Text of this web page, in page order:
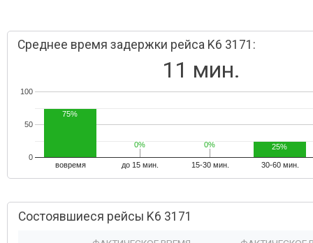
Среднее время задержки рейса K6 3171:
11 мин.
вовремя до 15 мин. 15-30 мин. 30-60 мин.
0
50
100
75%
0%
0% 0%
0% 25%
Состоявшиеся рейсы K6 3171